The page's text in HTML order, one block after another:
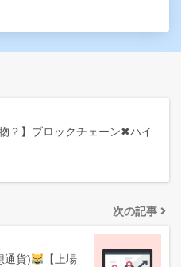
？】ブロックチェーン✖ハイ
次の記事
通貨)
【上場